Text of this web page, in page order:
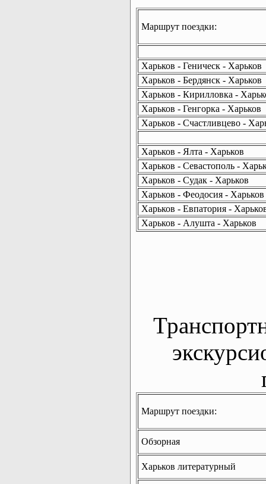
Маршрут поездки:
Харьков - Геническ - Харьков
Харьков - Бердянск - Харьков
Харьков - Кирилловка -
Харьков - Генгорка - Харьков
Харьков - Счастливцево -
Харьков - Ялта - Харьков
Харьков - Севастополь -
Харьков - Судак - Харьков
Харьков - Феодосия - Харьков
Харьков - Евпатория -
Харьков - Алушта - Харьков
Маршрут поездки:
Обзорная
Харьков литературный